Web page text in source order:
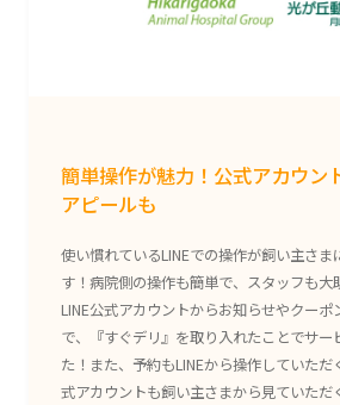
簡単操作が魅力！公式アカウン
アピールも
使い慣れているLINEでの操作が飼い主さま
す！病院側の操作も簡単で、スタッフも大
LINE公式アカウントからお知らせやクーポ
で、『すぐデリ』を取り入れたことでサー
た！また、予約もLINEから操作していただ
式アカウントも飼い主さまから見ていただ